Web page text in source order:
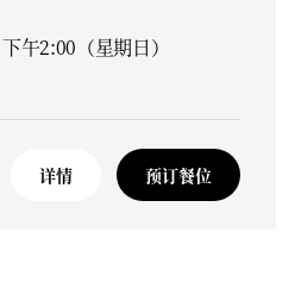
午2:00（星期日）
详情 预订餐位